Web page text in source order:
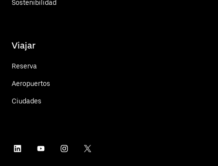
Sostenibilidad
Viajar
Reserva
Aeropuertos
Ciudades